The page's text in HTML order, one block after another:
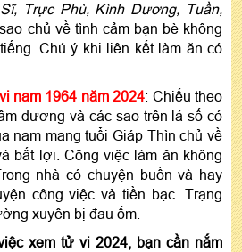
Trực Phù, Kình Dương, Tuần,
chủ về tình cảm bạn bè không
Chú ý khi liên kết làm ăn có
nam 1964 năm 2024: Chiếu theo
dương và các sao trên lá số có
nam mạng tuổi Giáp Thìn chủ về
bất lợi. Công việc làm ăn không
nhà có chuyện buồn và hay
công việc và tiền bạc. Trạng
xuyên bị đau ốm.
xem tử vi 2024, bạn cần nắm